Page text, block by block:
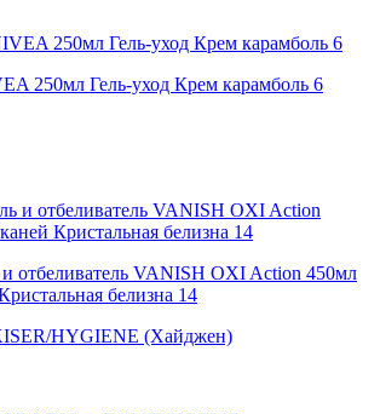
250мл Гель-уход Крем карамболь 6
отбеливатель VANISH OXI Action 450мл
белизна 14
HYGIENE (Хайджен)